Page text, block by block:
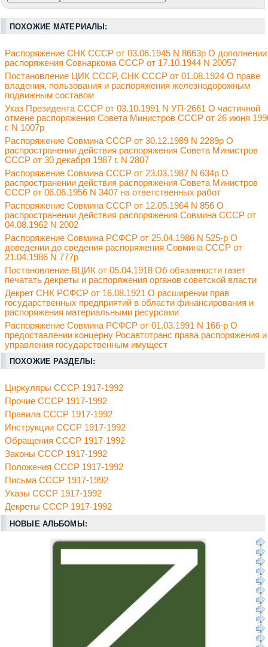
ПОХОЖИЕ МАТЕРИАЛЫ:
Распоряжение СНК СССР от 03.06.1945 N 8663р О дополнении
распоряжения Совнаркома СССР от 17.10.1944 N 20057
Постановление ЦИК СССР, СНК СССР от 01.08.1924 О праве
владения, пользования и распоряжения железнодорожным
подвижным составом
Указ Президента СССР от 03.10.1991 N УП-2661 О частичной
отмене распоряжения Совета Министров СССР от 26 июня
г. N 1007р
Распоряжение Совмина СССР от 30.12.1989 N 2289р О
распространении действия распоряжения Совета Министров
СССР от 30 декабря 1987 г. N 2807
Распоряжение Совмина СССР от 23.03.1987 N 634р О
распространении действия распоряжения Совета Министров
СССР от 06.06.1956 N 3407 на ответственных работ
Распоряжение Совмина СССР от 12.05.1964 N 856 О
распространении действия распоряжения Совмина СССР от
04.08.1962 N 2002
Распоряжение Совмина РСФСР от 25.04.1986 N 525-р О
доведении до сведения распоряжения Совмина СССР от
21.04.1986 N 777р
Постановление ВЦИК от 05.04.1918 Об обязанности газет
печатать декреты и распоряжения органов советской власти
Декрет СНК РСФСР от 16.08.1921 О расширении прав
государственных предприятий в области финансирования и
распоряжения материальными ресурсами
Распоряжение Совмина РСФСР от 01.03.1991 N 166-р О
предоставлении концерну Росавтотранс права распоряжения и
управления государственным имущест
ПОХОЖИЕ РАЗДЕЛЫ:
Циркуляры СССР 1917-1992
Прочие СССР 1917-1992
Правила СССР 1917-1992
Инструкции СССР 1917-1992
Обращения СССР 1917-1992
Законы СССР 1917-1992
Положения СССР 1917-1992
Письма СССР 1917-1992
Указы СССР 1917-1992
Декреты СССР 1917-1992
НОВЫЕ АЛЬБОМЫ: